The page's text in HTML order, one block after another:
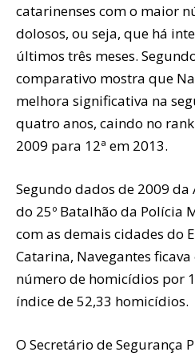
catarinenses com o maior
dolosos, ou seja, que há
últimos três meses.
comparativo mostra que
melhora significativa na
quatro anos, caindo no
2009 para 12ª em 2013.
Segundo dados de 2009
do 25º Batalhão da Polícia
com as demais cidades do
Catarina, Navegantes
número de homicídios por
índice de 52,33 homicídios.
O Secretário de Segurança